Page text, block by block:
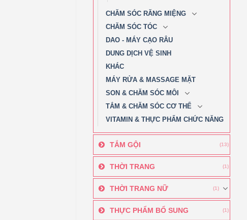
CHĂM SÓC RĂNG MIỆNG
CHĂM SÓC TÓC
DAO - MÁY CẠO RÂU
DUNG DỊCH VỆ SINH
KHÁC
MÁY RỬA & MASSAGE MẶT
SON & CHĂM SÓC MÔI
TẮM & CHĂM SÓC CƠ THỂ
VITAMIN & THỰC PHẨM CHỨC NĂNG
TẮM GỘI (13)
THỜI TRANG (1)
THỜI TRANG NỮ (1)
THỰC PHẨM BỔ SUNG (1)